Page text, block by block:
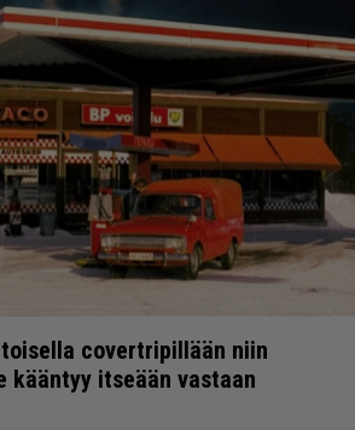
covertripillään niin
kääntyy itseään vastaan